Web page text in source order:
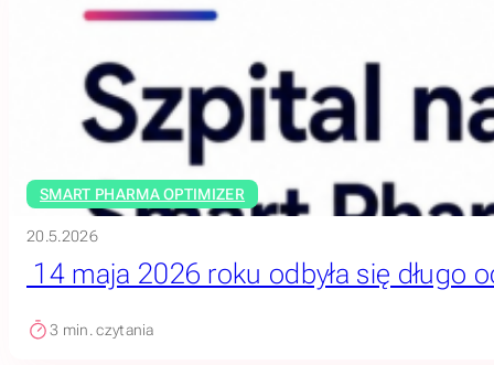
SMART PHARMA OPTIMIZER
20.5.2026
14 maja 2026 roku odbyła się długo
3 min. czytania